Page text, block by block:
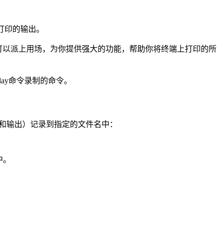
的输出。
派上用场，为你提供强大的功能，帮助你将终端上打印的所
命令录制的命令。
输出）记录到指定的文件名中：